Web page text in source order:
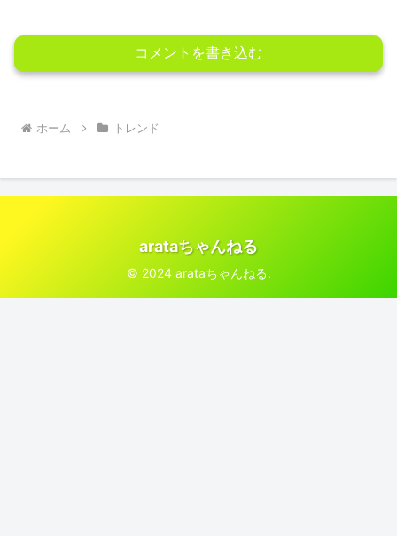
コメントを書き込む
ホーム トレンド
arataちゃんねる
© 2024 arataちゃんねる.